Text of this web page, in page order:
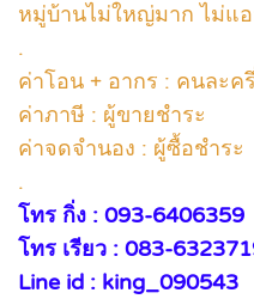
หมู่บ้านไม่ใหญ่มาก ไม่แอ
.
ค่าโอน + อากร : คนละค
ค่าภาษี : ผู้ขายชำระ
ค่าจดจำนอง : ผู้ซื้อชำระ
.
โทร กิ่ง : 093-6406359
โทร เรียว : 083-
Line id : king_090543